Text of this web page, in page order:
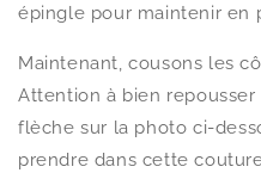
épingle pour maintenir en
Maintenant, cousons les
Attention à bien
flèche sur la photo ci-
prendre dans cette